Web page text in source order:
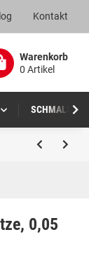
Kontakt
Warenkorb
0 Artikel
SCHMALSPUR
0,05